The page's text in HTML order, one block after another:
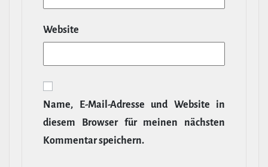
Website
Name, E‑Mail-​Adresse und Website in
diesem Browser für meinen nächsten
Kommentar speichern.